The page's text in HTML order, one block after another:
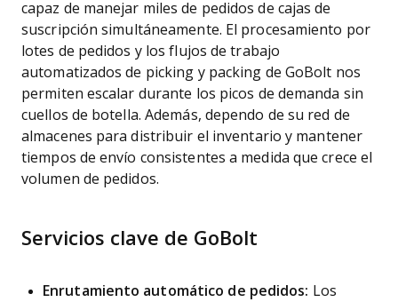
capaz de manejar miles de pedidos de cajas de
suscripción simultáneamente. El procesamiento por
lotes de pedidos y los flujos de trabajo
automatizados de picking y packing de GoBolt nos
permiten escalar durante los picos de demanda sin
cuellos de botella. Además, dependo de su red de
almacenes para distribuir el inventario y mantener
tiempos de envío consistentes a medida que crece el
volumen de pedidos.
Servicios clave de GoBolt
Enrutamiento automático de pedidos: Los